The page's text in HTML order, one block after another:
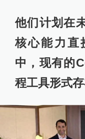
他们计划在
核心能力直
中，现有的
程工具形式存